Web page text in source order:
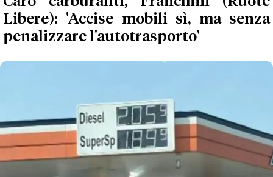
Libere): 'Accise mobili sì, ma senza
penalizzare l'autotrasporto'